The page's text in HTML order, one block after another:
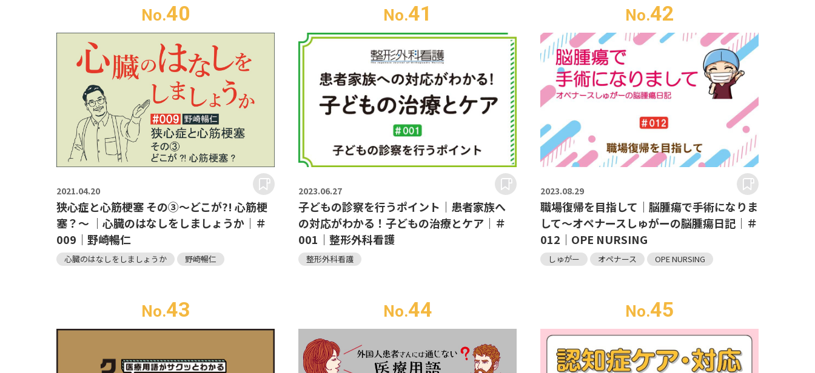
No.40
2021.04.20
狭心症と心筋梗塞 その③～どこが?! 心筋梗
塞？～ ｜心臓のはなしをしましょうか｜＃
009｜野崎暢仁
心臓のはなしをしましょうか 野崎暢仁
No.41
2023.06.27
子どもの診察を行うポイント｜患者家族へ
の対応がわかる！子どもの治療とケア｜＃
001｜整形外科看護
整形外科看護
No.42
2023.08.29
職場復帰を目指して｜脳腫瘍で手術になりま
して～オペナースしゅがーの脳腫瘍日記｜＃
012｜OPE NURSING
しゅがー オペナース OPE NURSING
No.43 No.44 No.45